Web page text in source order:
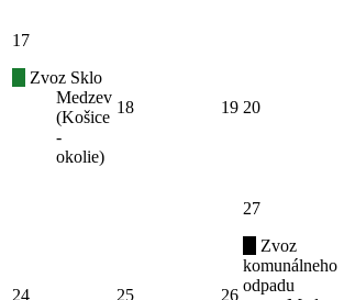
17
Zvoz Sklo
Medzev
(Košice
-
okolie)
18 19 20
24 25 26
27
Zvoz
komunálneho
odpadu